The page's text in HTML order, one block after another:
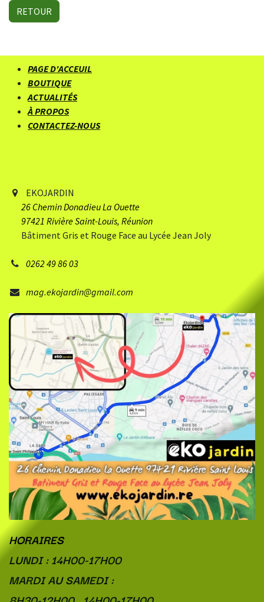
RETOUR
PAGE D'ACCEUIL
BOUTIQUE
ACTUALITÉS
À PROPOS
CONTACTEZ-NOUS
EKOJARDIN
26 Chemin Donadieu​ La Ouette
97421 Rivière Saint-Louis, Réunion
Bâtiment Gris et Rouge Face au Lycée Jean Joly
0262 49 86 03
mag.ekojardin@gmail.com
HORAIRES
LUNDI : 14H00-17H00
MARDI AU SAMEDI :